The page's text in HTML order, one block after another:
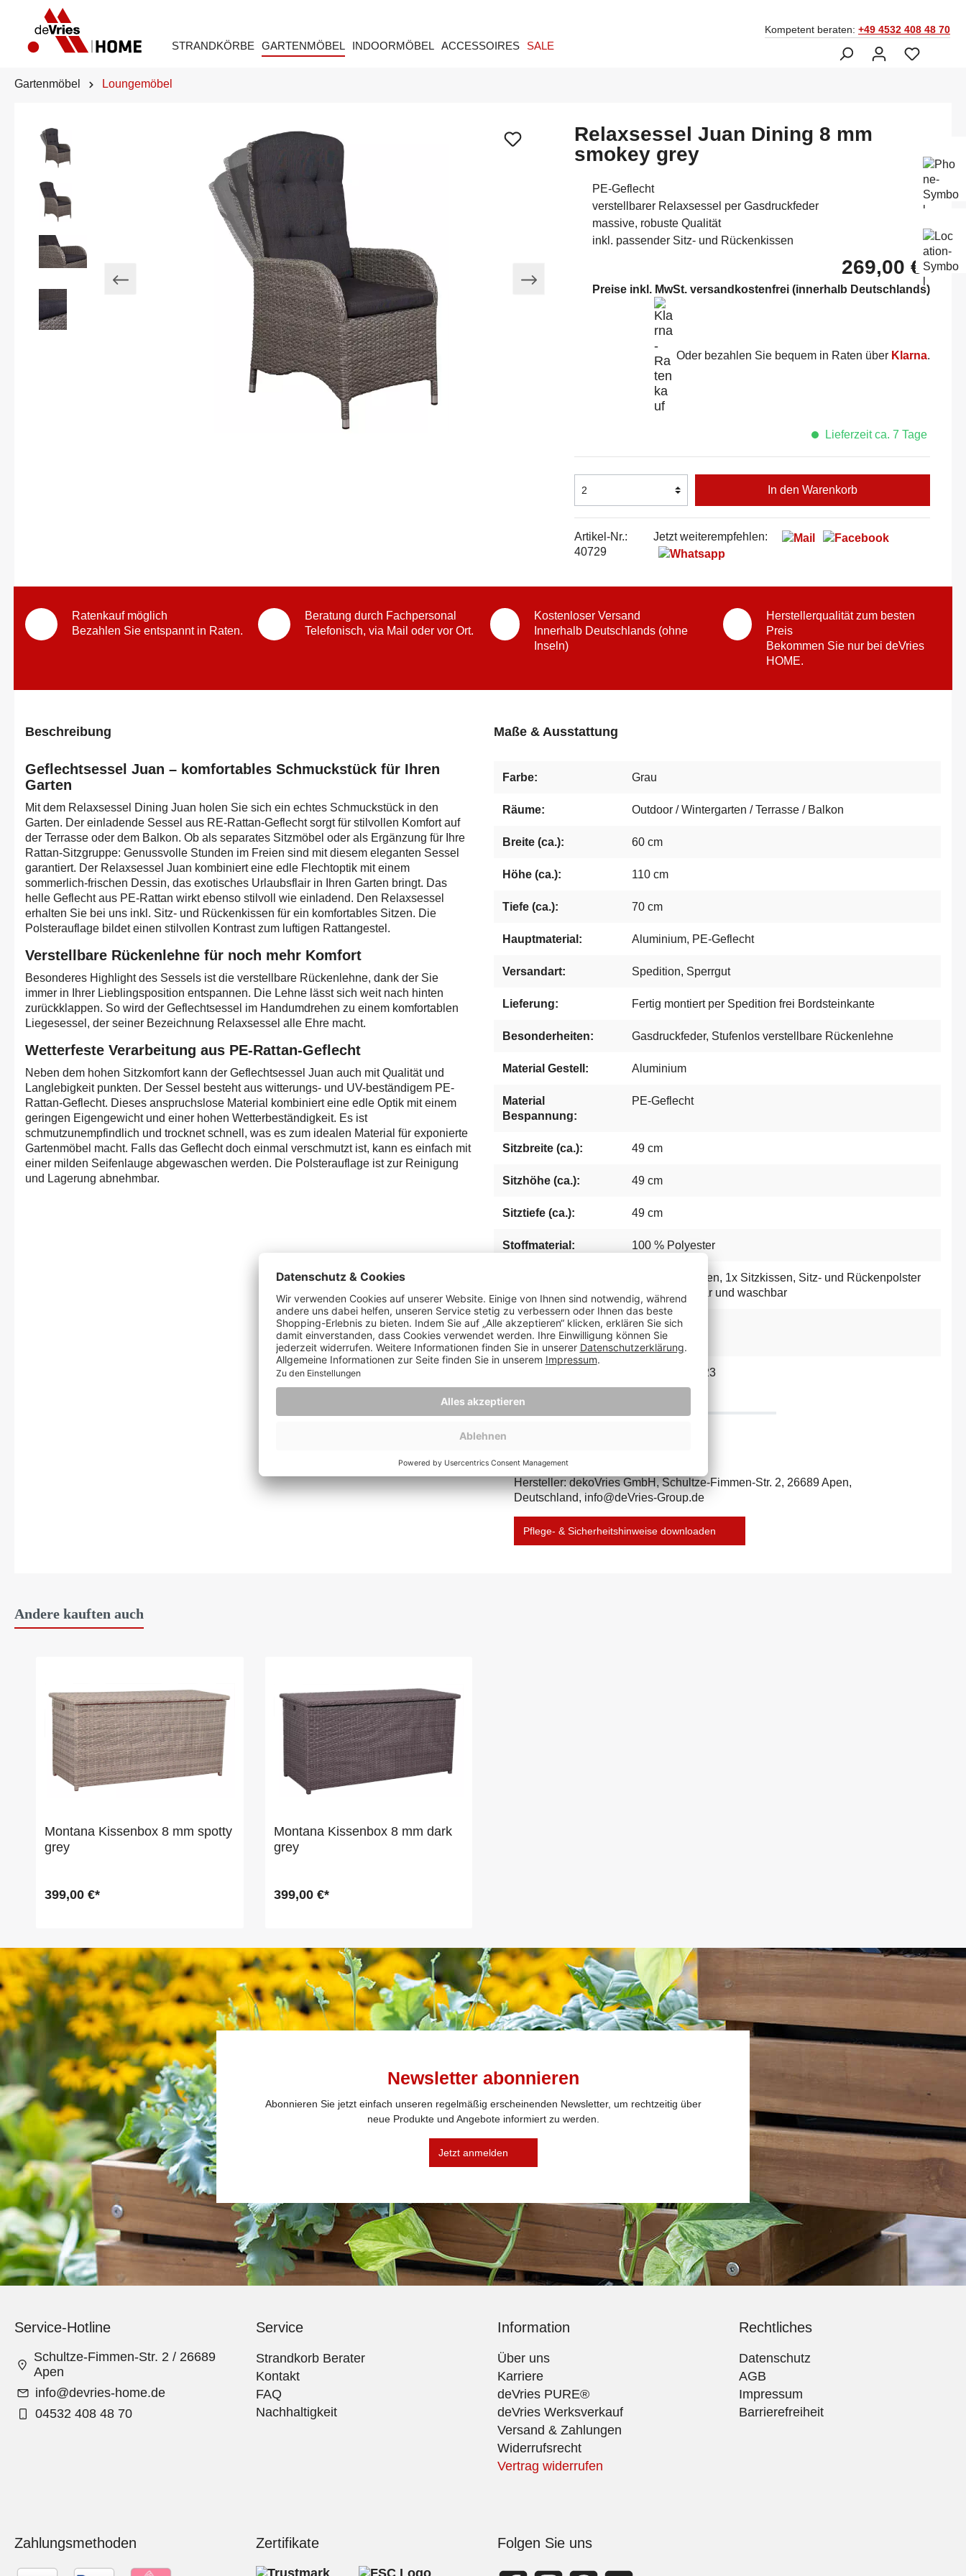
STRANDKÖRBE GARTENMÖBEL INDOORMÖBEL ACCESSOIRES SALE
Kompetent beraten: +49 4532 408 48 70
Gartenmöbel Loungemöbel
Relaxsessel Juan Dining 8 mm
smokey grey
PE-Geflecht
verstellbarer Relaxsessel per Gasdruckfeder
massive, robuste Qualität
inkl. passender Sitz- und Rückenkissen
269,00 €*
Preise inkl. MwSt. versandkostenfrei (innerhalb Deutschlands)
Oder bezahlen Sie bequem in Raten über Klarna.
Lieferzeit ca. 7 Tage
In den Warenkorb
Artikel-Nr.:
40729
Jetzt weiterempfehlen:
Ratenkauf möglich
Bezahlen Sie entspannt in Raten.
Beratung durch Fachpersonal
Telefonisch, via Mail oder vor Ort.
Kostenloser Versand
Innerhalb Deutschlands (ohne
Inseln)
Herstellerqualität zum besten
Preis
Bekommen Sie nur bei deVries
HOME.
Beschreibung
Geflechtsessel Juan – komfortables Schmuckstück für Ihren
Garten
Mit dem Relaxsessel Dining Juan holen Sie sich ein echtes Schmuckstück in den
Garten. Der einladende Sessel aus RE-Rattan-Geflecht sorgt für stilvollen Komfort auf
der Terrasse oder dem Balkon. Ob als separates Sitzmöbel oder als Ergänzung für Ihre
Rattan-Sitzgruppe: Genussvolle Stunden im Freien sind mit diesem eleganten Sessel
garantiert. Der Relaxsessel Juan kombiniert eine edle Flechtoptik mit einem
sommerlich-frischen Dessin, das exotisches Urlaubsflair in Ihren Garten bringt. Das
helle Geflecht aus PE-Rattan wirkt ebenso stilvoll wie einladend. Den Relaxsessel
erhalten Sie bei uns inkl. Sitz- und Rückenkissen für ein komfortables Sitzen. Die
Polsterauflage bildet einen stilvollen Kontrast zum luftigen Rattangestel.
Verstellbare Rückenlehne für noch mehr Komfort
Besonderes Highlight des Sessels ist die verstellbare Rückenlehne, dank der Sie
immer in Ihrer Lieblingsposition entspannen. Die Lehne lässt sich weit nach hinten
zurückklappen. So wird der Geflechtsessel im Handumdrehen zu einem komfortablen
Liegesessel, der seiner Bezeichnung Relaxsessel alle Ehre macht.
Wetterfeste Verarbeitung aus PE-Rattan-Geflecht
Neben dem hohen Sitzkomfort kann der Geflechtsessel Juan auch mit Qualität und
Langlebigkeit punkten. Der Sessel besteht aus witterungs- und UV-beständigem PE-
Rattan-Geflecht. Dieses anspruchslose Material kombiniert eine edle Optik mit einem
geringen Eigengewicht und einer hohen Wetterbeständigkeit. Es ist
schmutzunempfindlich und trocknet schnell, was es zum idealen Material für exponierte
Gartenmöbel macht. Falls das Geflecht doch einmal verschmutzt ist, kann es einfach mit
einer milden Seifenlauge abgewaschen werden. Die Polsterauflage ist zur Reinigung
und Lagerung abnehmbar.
Maße & Ausstattung
Farbe: Grau
Räume: Outdoor / Wintergarten / Terrasse / Balkon
Breite (ca.): 60 cm
Höhe (ca.): 110 cm
Tiefe (ca.): 70 cm
Hauptmaterial: Aluminium, PE-Geflecht
Versandart: Spedition, Sperrgut
Lieferung: Fertig montiert per Spedition frei Bordsteinkante
Besonderheiten: Gasdruckfeder, Stufenlos verstellbare Rückenlehne
Material Gestell: Aluminium
Material
Bespannung:
PE-Geflecht
Sitzbreite (ca.): 49 cm
Sitzhöhe (ca.): 49 cm
Sitztiefe (ca.): 49 cm
Stoffmaterial: 100 % Polyester
1x Rückenkissen, 1x Sitzkissen, Sitz- und Rückenpolster
herausnehmbar und waschbar
Maximalbelastung
(ca. kg):
150
4031992250223
Hersteller: dekoVries GmbH, Schultze-Fimmen-Str. 2, 26689 Apen,
Deutschland, info@deVries-Group.de
Pflege- & Sicherheitshinweise downloaden
Andere kauften auch
Montana Kissenbox 8 mm spotty
grey
399,00 €*
Montana Kissenbox 8 mm dark
grey
399,00 €*
Newsletter abonnieren
Abonnieren Sie jetzt einfach unseren regelmäßig erscheinenden Newsletter, um rechtzeitig über
neue Produkte und Angebote informiert zu werden.
Jetzt anmelden
Service-Hotline
Schultze-Fimmen-Str. 2 / 26689
Apen
info@devries-home.de
04532 408 48 70
Service
Strandkorb Berater
Kontakt
FAQ
Nachhaltigkeit
Information
Über uns
Karriere
deVries PURE®
deVries Werksverkauf
Versand & Zahlungen
Widerrufsrecht
Vertrag widerrufen
Rechtliches
Datenschutz
AGB
Impressum
Barrierefreiheit
Zahlungsmethoden Zertifikate Folgen Sie uns